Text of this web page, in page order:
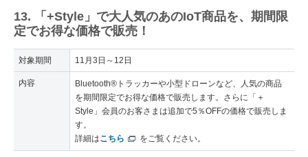
13. 「+Style」で大人気のあのIoT商品を、期間限
定でお得な価格で販売！
対象期間 11月3日～12日
内容
Bluetooth®トラッカーや小型ドローンなど、人気の商品
を期間限定でお得な価格で販売します。さらに「＋
Style」会員のお客さまは追加で5％OFFの価格で販売しま
す。
詳細はこちら をご覧ください。